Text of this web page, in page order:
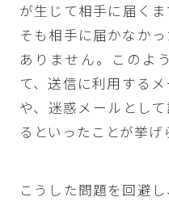
が生じて相手に届く
そも相手に届かなか
ありません。このよ
て、送信に利用する
や、迷惑メールとし
るといったことが挙げ
こうした問題を回避